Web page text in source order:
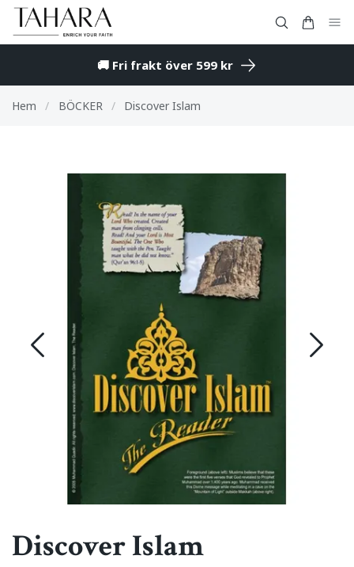
🚚 Fri frakt över 599 kr
Hem / BÖCKER / Discover Islam
Discover Islam